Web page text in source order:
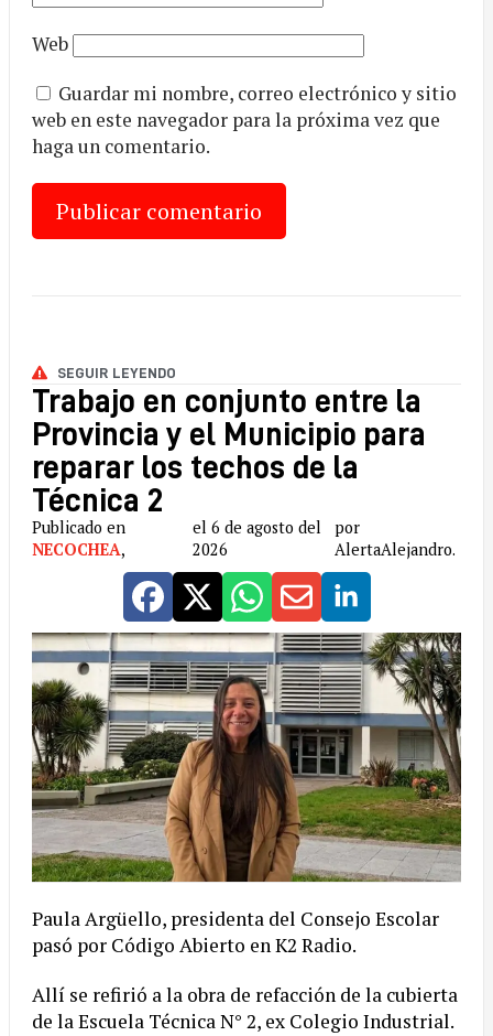
Web
Guardar mi nombre, correo electrónico y sitio
web en este navegador para la próxima vez que
haga un comentario.
SEGUIR LEYENDO
Trabajo en conjunto entre la
Provincia y el Municipio para
reparar los techos de la
Técnica 2
Publicado en
NECOCHEA,
el 6 de agosto del
2026
por
AlertaAlejandro.
Paula Argüello, presidenta del Consejo Escolar
pasó por Código Abierto en K2 Radio.
Allí se refirió a la obra de refacción de la cubierta
de la Escuela Técnica N° 2, ex Colegio Industrial.